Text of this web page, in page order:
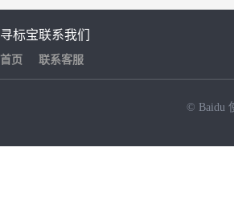
寻标宝
首页
联系我们
联系客服
© Baidu